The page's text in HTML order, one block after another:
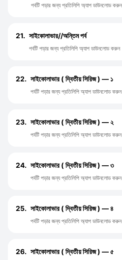
পর্বটি পড়ার জন্য প্রতিলিপি অ্যাপ ডাউনলোড করুন
21. সাইকোলাভার//অন্তিম পর্ব
পর্বটি পড়ার জন্য প্রতিলিপি অ্যাপ ডাউনলোড করুন
22. সাইকোলাভার ( দ্বিতীয় সিরিজ ) — ১
পর্বটি পড়ার জন্য প্রতিলিপি অ্যাপ ডাউনলোড করুন
23. সাইকোলাভার ( দ্বিতীয় সিরিজ ) — ২
পর্বটি পড়ার জন্য প্রতিলিপি অ্যাপ ডাউনলোড করুন
24. সাইকোলাভার ( দ্বিতীয় সিরিজ ) — ৩
পর্বটি পড়ার জন্য প্রতিলিপি অ্যাপ ডাউনলোড করুন
25. সাইকোলাভার ( দ্বিতীয় সিরিজ ) — ৪
পর্বটি পড়ার জন্য প্রতিলিপি অ্যাপ ডাউনলোড করুন
26. সাইকোলাভার ( দ্বিতীয় সিরিজ ) — ৫